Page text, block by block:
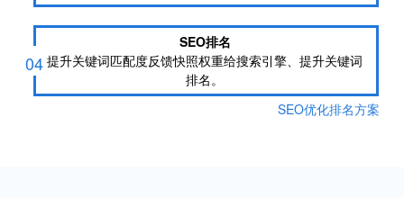
04
SEO排名
提升关键词匹配度反馈快照权重给搜索引擎、提升关键词
排名。
SEO优化排名方案